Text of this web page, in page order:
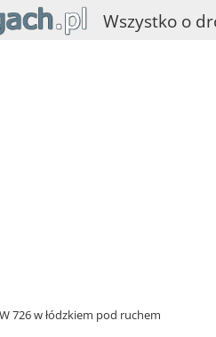
Wszystko o
726 w łódzkiem pod ruchem